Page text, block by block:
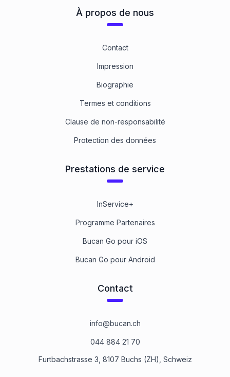
À propos de nous
Contact
Impression
Biographie
Termes et conditions
Clause de non-responsabilité
Protection des données
Prestations de service
InService+
Programme Partenaires
Bucan Go pour iOS
Bucan Go pour Android
Contact
info@bucan.ch
044 884 21 70
Furtbachstrasse 3, 8107 Buchs (ZH), Schweiz